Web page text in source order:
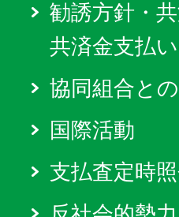
勧誘方針・
共済金支払
協同組合と
国際活動
支払査定時